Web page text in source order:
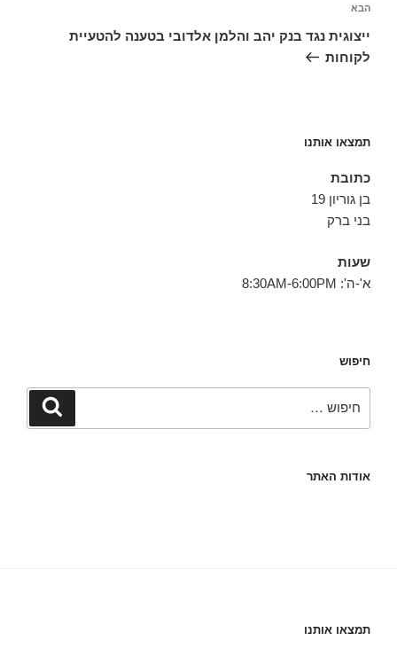
הפוסט
הבא
הבא
ייצוגית נגד בנק יהב והלמן אלדובי בטענה להטעיית
לקוחות
תמצאו אותנו
כתובת
בן גוריון 19
בני ברק
שעות
א'-ה': 8:30AM-6:00PM
חיפוש
חיפוש
אודות האתר
תמצאו אותנו